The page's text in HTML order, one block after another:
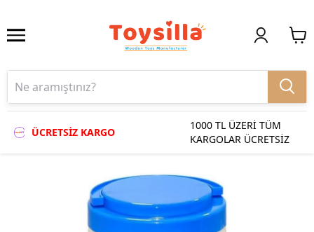
ÜCRETSİZ KARGO
1000 TL ÜZERİ TÜM
KARGOLAR ÜCRETSİZ